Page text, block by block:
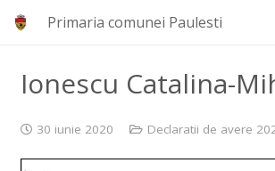
Primaria comunei Paulesti
Ionescu Catalina-
30 iunie 2020 Declaratii de avere